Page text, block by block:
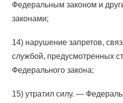
Федеральным законом и
законами;
14) нарушение запретов,
службой, предусмотренных
Федерального закона;
15) утратил силу. —